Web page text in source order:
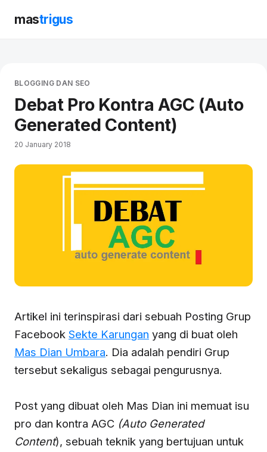
mastrigus
BLOGGING DAN SEO
Debat Pro Kontra AGC (Auto
Generated Content)
20 January 2018
Artikel ini terinspirasi dari sebuah Posting Grup
Facebook Sekte Karungan yang di buat oleh
Mas Dian Umbara. Dia adalah pendiri Grup
tersebut sekaligus sebagai pengurusnya.
Post yang dibuat oleh Mas Dian ini memuat isu
pro dan kontra AGC (Auto Generated
Content), sebuah teknik yang bertujuan untuk